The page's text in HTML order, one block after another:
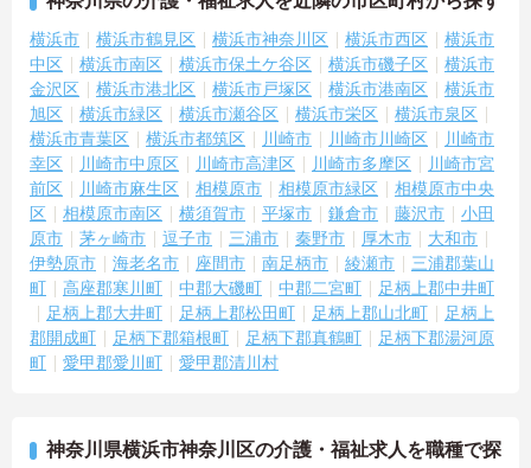
横浜市 横浜市鶴見区 横浜市神奈川区 横浜市西区
横浜市
中区
横浜市南区 横浜市保土ケ谷区 横浜市磯子区
横浜市
金沢区
横浜市港北区 横浜市戸塚区 横浜市港南区
横浜市
旭区
横浜市緑区 横浜市瀬谷区 横浜市栄区
横浜市泉区
横浜市青葉区
横浜市都筑区 川崎市 川崎市川崎区
川崎市
幸区
川崎市中原区 川崎市高津区 川崎市多摩区
川崎市宮
前区
川崎市麻生区 相模原市 相模原市緑区
相模原市中央
区
相模原市南区 横須賀市 平塚市 鎌倉市 藤沢市
小田
原市
茅ヶ崎市 逗子市 三浦市 秦野市 厚木市
大和市
伊勢原市
海老名市 座間市 南足柄市 綾瀬市
三浦郡葉山
町
高座郡寒川町 中郡大磯町 中郡二宮町
足柄上郡中井町
足柄上郡大井町
足柄上郡松田町 足柄上郡山北町
足柄上
郡開成町
足柄下郡箱根町 足柄下郡真鶴町
足柄下郡湯河原
町
愛甲郡愛川町 愛甲郡清川村
神奈川県横浜市神奈川区の介護・福祉求人を職種で探